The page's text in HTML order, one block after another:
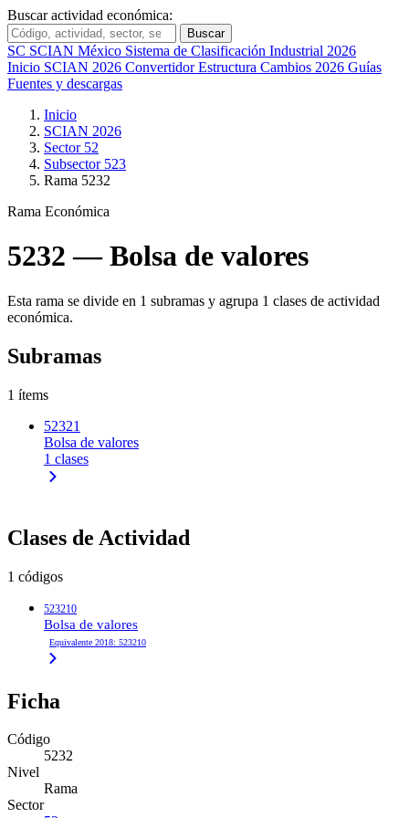
Buscar actividad económica:
Buscar
SC SCIAN México Sistema de Clasificación Industrial 2026
Inicio SCIAN 2026 ConvertidorEstructura Cambios 2026 Guías
Fuentes y descargas
Inicio
SCIAN 2026
Sector 52
Subsector 523
Rama 5232
Rama Económica
5232 — Bolsa de valores
Esta rama se divide en 1 subramas y agrupa 1 clases de actividad
económica.
Subramas
1 ítems
52321
Bolsa de valores
1 clases
Clases de Actividad
1 códigos
523210
Bolsa de valores
Equivalente 2018: 523210
Ficha
Código
5232
Nivel
Rama
Sector